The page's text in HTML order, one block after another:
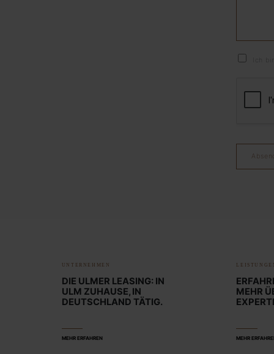
UNTERNEHMEN
DIE ULMER LEASING: IN
ULM ZUHAUSE, IN
DEUTSCHLAND TÄTIG.
MEHR ERFAHREN
MEHR
MEHR